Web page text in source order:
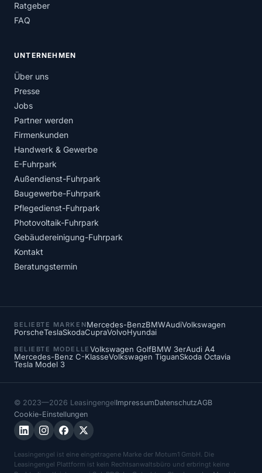
Ratgeber
FAQ
UNTERNEHMEN
Über uns
Presse
Jobs
Partner werden
Firmenkunden
Handwerk & Gewerbe
E-Fuhrpark
Außendienst-Fuhrpark
Baugewerbe-Fuhrpark
Pflegedienst-Fuhrpark
Photovoltaik-Fuhrpark
Gebäudereinigung-Fuhrpark
Kontakt
Beratungstermin
BELIEBTE MARKENMercedes-BenzBMWAudiVolkswagen
PorscheTeslaSkodaCupraVolvoHyundai
BELIEBTE MODELLE Volkswagen GolfBMW 3erAudi A4
Mercedes-Benz C-KlasseVolkswagen TiguanSkoda Octavia
Tesla Model 3
© 2023—2026 LeasingengelImpressumDatenschutzAGB
Cookie-Einstellungen
Leasingengel ist eine eingetragene Marke der Motum1 GmbH. Die
Leasingengel Plattform ist kein Rechtsanwaltsbüro und erbringt keine